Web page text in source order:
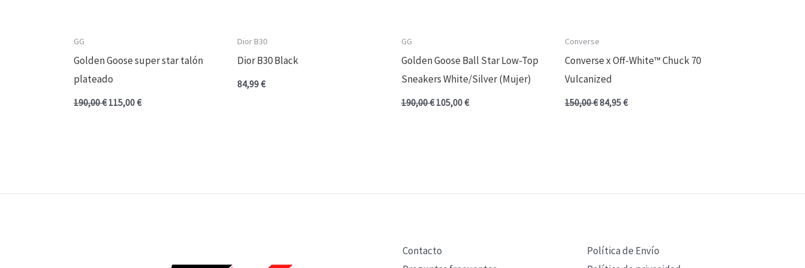
GG
Golden Goose super star talón
plateado
190,00€ 115,00€
Dior B30
Dior B30 Black
84,99€
GG
Golden Goose Ball Star Low-Top
Sneakers White/Silver (Mujer)
190,00€ 105,00€
Converse
Converse x Off-White™ Chuck 70
Vulcanized
150,00€84,95€
Contacto
Política de Envío